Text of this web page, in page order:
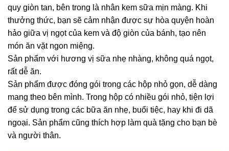
quy giòn tan, bên trong là nhân kem sữa mịn màng. Khi
thưởng thức, bạn sẽ cảm nhận được sự hòa quyện hoàn
hảo giữa vị ngọt của kem và độ giòn của bánh, tạo nên
món ăn vặt ngon miệng.
Sản phẩm với hương vị sữa nhẹ nhàng, không quá ngọt,
rất dễ ăn.
Sản phẩm được đóng gói trong các hộp nhỏ gọn, dễ dàng
mang theo bên mình. Trong hộp có nhiều gói nhỏ, tiện lợi
để sử dụng trong các bữa ăn nhẹ, buổi tiệc, hay khi đi dã
ngoại. Sản phẩm cũng thích hợp làm quà tặng cho bạn bè
và người thân.